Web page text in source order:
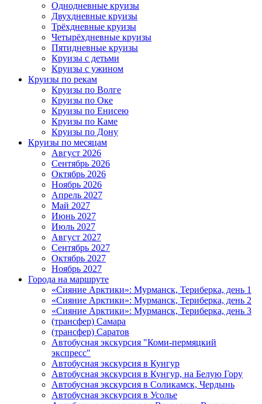
Однодневные круизы
Двухдневные круизы
Трёхдневные круизы
Четырёхдневные круизы
Пятидневные круизы
Круизы с детьми
Круизы с ужином
Круизы по рекам
Круизы по Волге
Круизы по Оке
Круизы по Енисею
Круизы по Каме
Круизы по Дону
Круизы по месяцам
Август 2026
Сентябрь 2026
Октябрь 2026
Ноябрь 2026
Апрель 2027
Май 2027
Июнь 2027
Июль 2027
Август 2027
Сентябрь 2027
Октябрь 2027
Ноябрь 2027
Города на маршруте
«Сияние Арктики»: Мурманск, Териберка, день 1
«Сияние Арктики»: Мурманск, Териберка, день 2
«Сияние Арктики»: Мурманск, Териберка, день 3
(трансфер) Самара
(трансфер) Саратов
Автобусная экскурсия "Коми-пермяцкий
экспресс"
Автобусная экскурсия в Кунгур
Автобусная экскурсия в Кунгур, на Белую Гору
Автобусная экскурсия в Соликамск, Чердынь
Автобусная экскурсия в Усолье